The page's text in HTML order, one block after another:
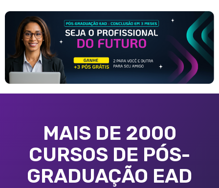
MAIS DE 2000
CURSOS DE PÓS-
GRADUAÇÃO EAD